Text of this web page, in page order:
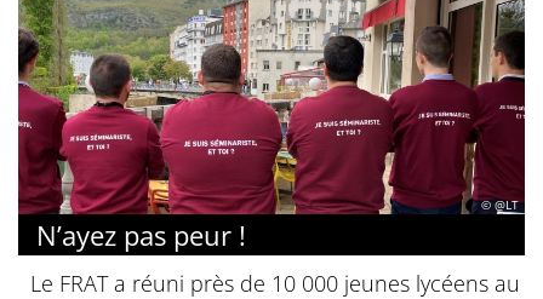
© @LT
N’ayez pas peur !
Le FRAT a réuni près de 10 000 jeunes lycéens au